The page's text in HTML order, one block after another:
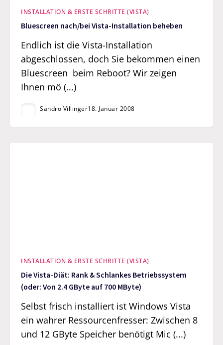
INSTALLATION & ERSTE SCHRITTE (VISTA)
Bluescreen nach/bei Vista-Installation beheben
Endlich ist die Vista-Installation
abgeschlossen, doch Sie bekommen einen
Bluescreen beim Reboot? Wir zeigen
Ihnen mö (...)
Sandro Villinger18. Januar 2008
INSTALLATION & ERSTE SCHRITTE (VISTA)
Die Vista-Diät: Rank & Schlankes Betriebssystem
(oder: Von 2.4 GByte auf 700 MByte)
Selbst frisch installiert ist Windows Vista
ein wahrer Ressourcenfresser: Zwischen 8
und 12 GByte Speicher benötigt Mic (...)